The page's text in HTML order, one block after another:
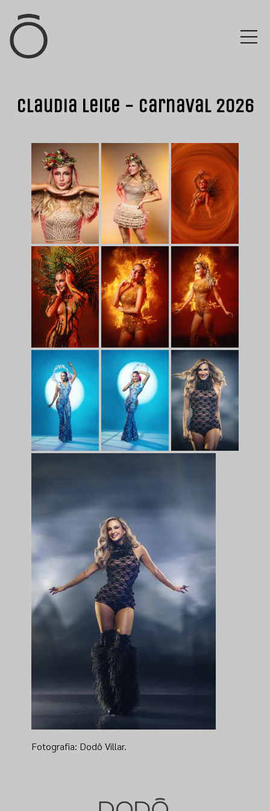
Claudia Leite - Carnaval 2026
Fotografia: Dodô Villar.